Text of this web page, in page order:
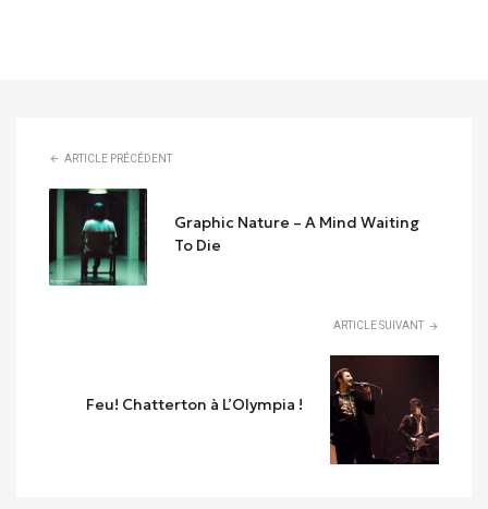
ARTICLE PRÉCÉDENT
Graphic Nature – A Mind Waiting
To Die
ARTICLE SUIVANT
Feu! Chatterton à L’Olympia !